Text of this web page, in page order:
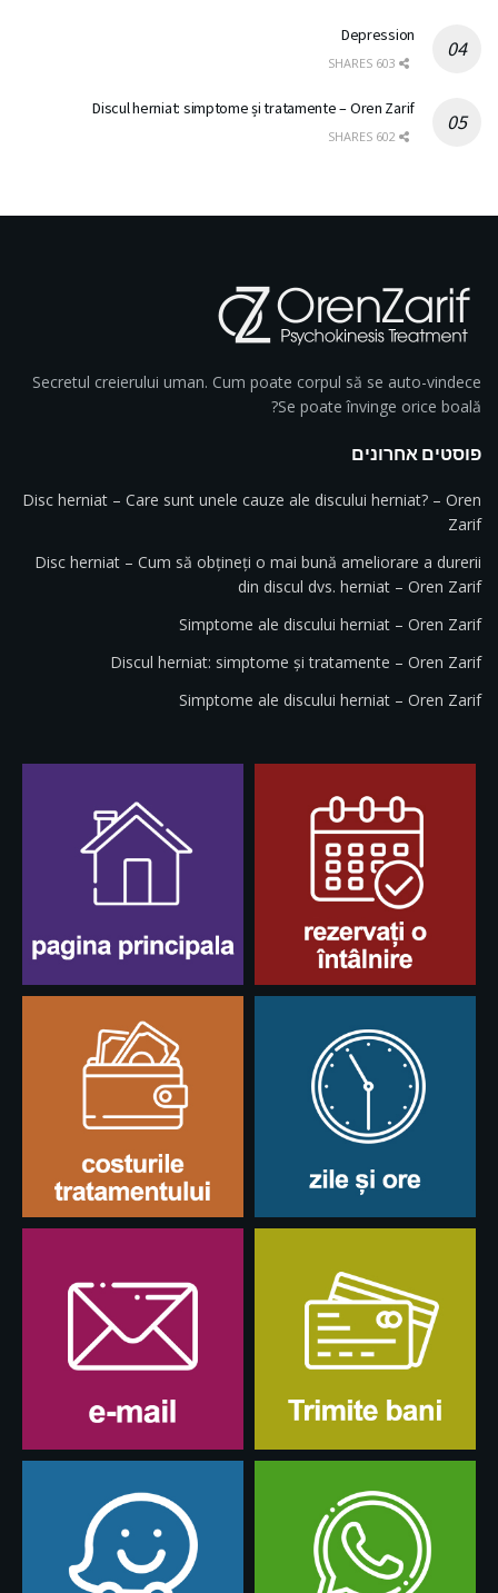
Depression
Discul herniat: simptome și tratamente – Oren Zarif
Secretul creierului uman. Cum poate corpul să se auto-vindece
Se poate învinge orice boală?
פוסטים אחרונים
Disc herniat – Care sunt unele cauze ale discului herniat? – Oren
Zarif
Disc herniat – Cum să obțineți o mai bună ameliorare a durerii
din discul dvs. herniat – Oren Zarif
Simptome ale discului herniat – Oren Zarif
Discul herniat: simptome și tratamente – Oren Zarif
Simptome ale discului herniat – Oren Zarif